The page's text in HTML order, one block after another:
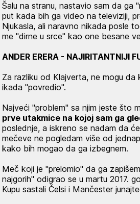
Šalu na stranu, nastavio sam da ga
put kada bih ga video na televiziji,
Njukasla, ali naravno nikada posle
me "dirne u srce" kao one besane
ANDER ERERA - NAJIRITANTNIJI
Za razliku od Klajverta, ne mogu da
ikada "povredio".
Najveći "problem" sa njim jeste što
prve utakmice na kojoj sam ga
poslednje, a iskreno se nadam da
mečeve ne pogledam više od
kako bih mogao da ga izbegnem.
Meč koji je "prelomio" da ga
najgorih" odigrao se u martu 2017.
Kupu sastali Čelsi i Mančester